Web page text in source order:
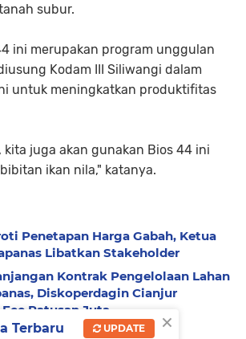
subur.
ini merupakan program unggulan
Kodam III Siliwangi dalam
untuk meningkatkan produktifitas
kita juga akan gunakan Bios 44 ini
ikan nila," katanya.
Penetapan Harga Gabah, Ketua
Libatkan Stakeholder
Kontrak Pengelolaan Lahan
Diskoperdagin Cianjur
Ratusan Juta
×
Terbaru UPDATE